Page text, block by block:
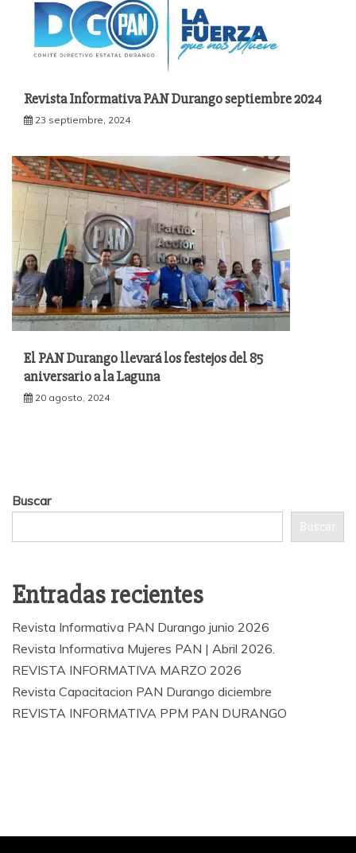
Revista Informativa PAN Durango septiembre 2024
23 septiembre, 2024
El PAN Durango llevará los festejos del 85
aniversario a la Laguna
20 agosto, 2024
Buscar
Buscar
Entradas recientes
Revista Informativa PAN Durango junio 2026
Revista Informativa Mujeres PAN | Abril 2026.
REVISTA INFORMATIVA MARZO 2026
Revista Capacitacion PAN Durango diciembre
REVISTA INFORMATIVA PPM PAN DURANGO